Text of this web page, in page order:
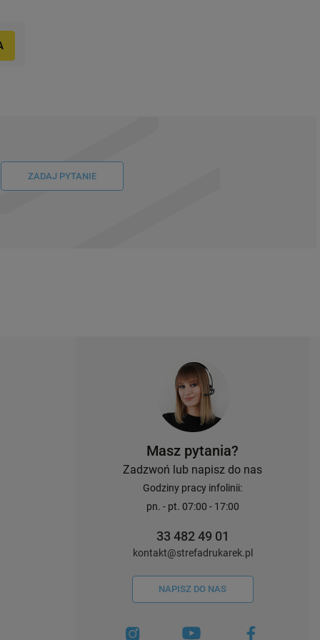
ZADAJ PYTANIE
Masz pytania?
Zadzwoń lub napisz do nas
Godziny pracy infolinii:
pn. - pt. 07:00 - 17:00
33 482 49 01
kontakt@strefadrukarek.pl
NAPISZ DO NAS